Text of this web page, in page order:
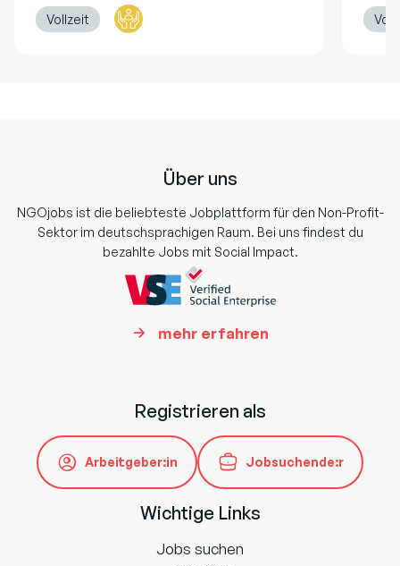
Vollzeit
Über uns
NGOjobs ist die beliebteste Jobplattform für den Non-Profit-
Sektor im deutschsprachigen Raum. Bei uns findest du
bezahlte Jobs mit Social Impact.
mehr erfahren
Registrieren als
Arbeitgeber:in Jobsuchende:r
Wichtige Links
Jobs suchen